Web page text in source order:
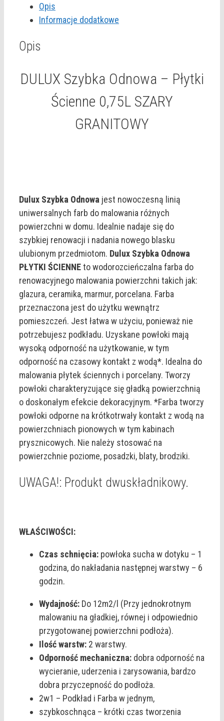
Płytki
Ścienne
SZARY
Opis
Informacje dodatkowe
Opis
DULUX Szybka Odnowa – Płytki
Ścienne 0,75L SZARY
GRANITOWY
Dulux Szybka Odnowa jest nowoczesną linią
uniwersalnych farb do malowania różnych
powierzchni w domu. Idealnie nadaje się do
szybkiej renowacji i nadania nowego blasku
ulubionym przedmiotom. Dulux Szybka Odnowa
PŁYTKI ŚCIENNEto wodorozcieńczalna farba do
renowacyjnego malowania powierzchni takich jak:
glazura, ceramika, marmur, porcelana. Farba
przeznaczona jest do użytku wewnątrz
pomieszczeń. Jest łatwa w użyciu, ponieważ nie
potrzebujesz podkładu. Uzyskane powłoki mają
wysoką odporność na użytkowanie, w tym
odporność na czasowy kontakt z wodą*. Idealna do
malowania płytek ściennych i porcelany. Tworzy
powłoki charakteryzujące się gładką powierzchnią
o doskonałym efekcie dekoracyjnym. *Farba tworzy
powłoki odporne na krótkotrwały kontakt z wodą na
powierzchniach pionowych w tym kabinach
prysznicowych. Nie należy stosować na
powierzchnie poziome, posadzki, blaty, brodziki.
UWAGA!: Produkt dwuskładnikowy.
WŁAŚCIWOŚCI:
Czas schnięcia: powłoka sucha w dotyku – 1
godzina, do nakładania następnej warstwy – 6
godzin.
Wydajność: Do 12m2/l (Przy jednokrotnym
malowaniu na gładkiej, równej i odpowiednio
przygotowanej powierzchni podłoża).
Ilość warstw: 2 warstwy.
Odporność mechaniczna: dobra odporność na
wycieranie, uderzenia i zarysowania, bardzo
dobra przyczepność do podłoża.
2w1 – Podkład i Farba w jednym,
szybkoschnąca – krótki czas tworzenia